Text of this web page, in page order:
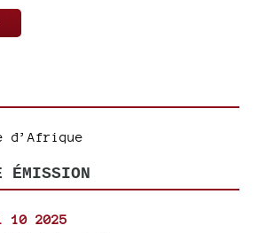
d’Afrique
ÉMISSION
10 2025